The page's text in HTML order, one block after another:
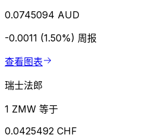
0.0745094 AUD
-0.0011 (1.50%) 周报
查看图表
瑞士法郎
1 ZMW 等于
0.0425492 CHF